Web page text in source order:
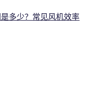
多少？常见风机效率